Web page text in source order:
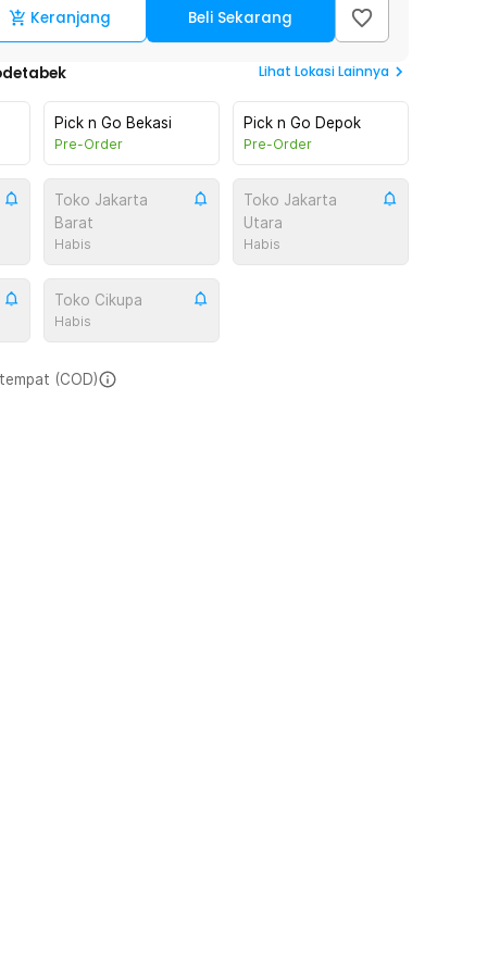
Keranjang Beli Sekarang
Lihat Lokasi Lainnya
Pick n Go Bekasi
Pre-Order
Pick n Go Depok
Pre-Order
Toko Jakarta
Barat
Habis
Toko Jakarta
Utara
Habis
Toko Cikupa
Habis
(COD)